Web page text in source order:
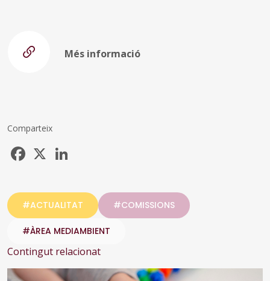
Més informació
Comparteix
Facebook
#ACTUALITAT #COMISSIONS
#ÀREA MEDIAMBIENT
Contingut relacionat